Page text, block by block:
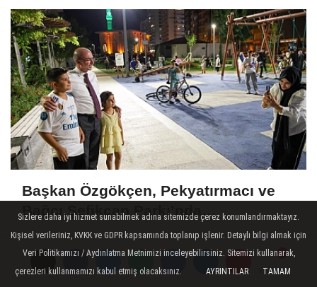
Yorumlar
Yorumlar
Başkan Özgökçen, Pekyatırmacı ve
Bağcı Şefikcan Parkı’nda
Vatandaşlarla Bir Araya Geldi
Sizlere daha iyi hizmet sunabilmek adına sitemizde çerez konumlandırmaktayız.
Kişisel verileriniz, KVKK ve GDPR kapsamında toplanıp işlenir. Detaylı bilgi almak için
Veri Politikamızı / Aydınlatma Metnimizi inceleyebilirsiniz. Sitemizi kullanarak,
çerezleri kullanmamızı kabul etmiş olacaksınız.
AYRINTILAR TAMAM